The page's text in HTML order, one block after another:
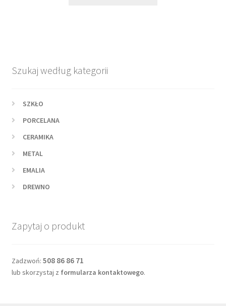
Szukaj według kategorii
SZKŁO
PORCELANA
CERAMIKA
METAL
EMALIA
DREWNO
Zapytaj o produkt
Zadzwoń: 508 86 86 71
lub skorzystaj z formularza kontaktowego.